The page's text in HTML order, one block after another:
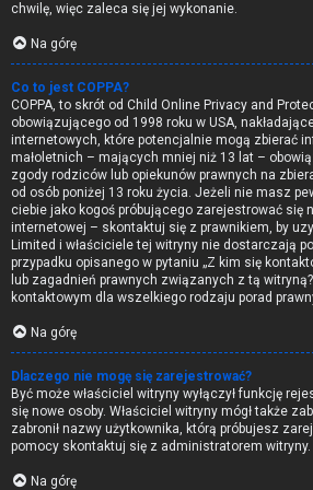
chwilę, więc zaleca się jej wykonanie.
Na górę
Co to jest COPPA?
COPPA, to skrót od Child Online Privacy and
obowiązującego od 1998 roku w USA,
internetowych, które potencjalnie mogą zbierać
małoletnich – mających mniej niż 13 lat –
zgody rodziców lub opiekunów prawnych na
od osób poniżej 13 roku życia. Jeżeli nie masz
ciebie jako kogoś próbującego zarejestrować się
internetowej – skontaktuj się z prawnikiem, by
Limited i właściciele tej witryny nie dostarczają
przypadku opisanego w pytaniu „Z kim się
lub zagadnień prawnych związanych z tą
kontaktowym dla wszelkiego rodzaju porad
Na górę
Dlaczego nie mogę się zarejestrować?
Być może właściciel witryny wyłączył funkcję
się nowe osoby. Właściciel witryny mógł także
zabronił nazwy użytkownika, którą próbujesz
pomocy skontaktuj się z administratorem witryny.
Na górę